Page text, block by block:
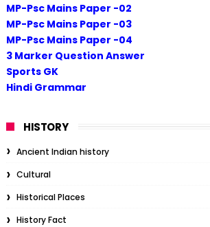
MP-Psc Mains Paper -02
MP-Psc Mains Paper -03
MP-Psc Mains Paper -04
3 Marker Question Answer
Sports GK
Hindi Grammar
HISTORY
Ancient Indian history
Cultural
Historical Places
History Fact